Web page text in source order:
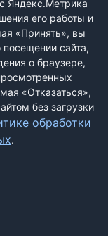
Яндекс.Метрика
его работы и
«Принять», вы
посещении сайта,
о браузере,
«Отказаться»,
без загрузки
обработки
.